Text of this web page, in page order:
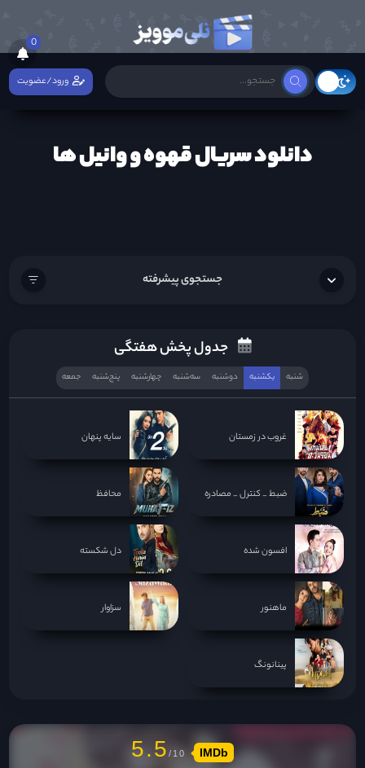
0
ورود/عضویت
دانلود سریال قهوه و وانیل ها
جستجوی پیشرفته
جدول پخش هفتگی
شنبه یکشنبه دوشنبه سه‌‌شنبه چهارشنبه پنج‌شنبه جمعه
غروب در زمستان سایه پنهان
ضبط _ کنترل _ مصادره محافظ
افسون شده دل شکسته
ماهنور سزاوار
پینانونگ
5.5 IMDb